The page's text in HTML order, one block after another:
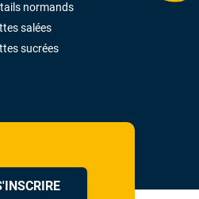
normands
salées
sucrées